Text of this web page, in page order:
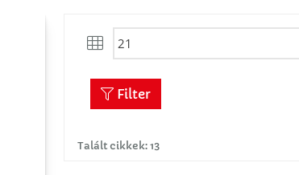
Talált cikkek: 13
Filter